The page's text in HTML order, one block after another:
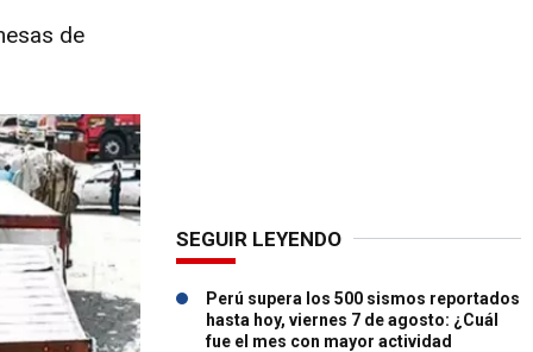
de
SEGUIR LEYENDO
Perú supera los 500 sismos reportados
hasta hoy, viernes 7 de agosto: ¿Cuál
fue el mes con mayor actividad